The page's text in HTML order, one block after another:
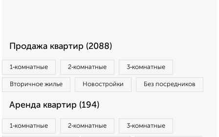
Продажа квартир (2088)
1‑комнатные 2‑комнатные 3‑комнатные
Вторичное жилье Новостройки Без посредников
Аренда квартир (194)
1‑комнатные 2‑комнатные 3‑комнатные